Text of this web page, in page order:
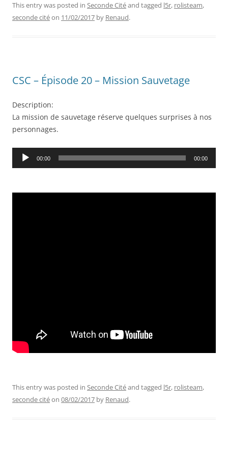
This entry was posted in Seconde Citéand tagged l5r, rolisteam,
seconde citéon 11/02/2017 by Renaud.
CSC – Épisode 20 – Mission Sauvetage
Description:
La mission de sauvetage réserve quelques surprises à nos
personnages.
Audio
00:00 00:00
This entry was posted in Seconde Citéand tagged l5r, rolisteam,
seconde citéon 08/02/2017 by Renaud.